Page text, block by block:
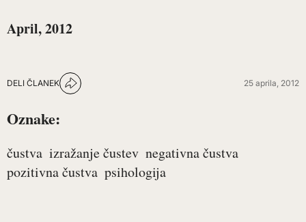
April, 2012
DELI ČLANEK 25 aprila, 2012
Oznake:
čustva izražanje čustev negativna čustva
pozitivna čustva psihologija